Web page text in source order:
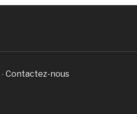
-Contactez-nous